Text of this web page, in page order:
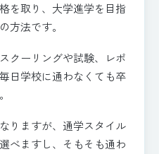
を取り、大学進学を目指
方法です。
クーリングや試験、レポ
日学校に通わなくても卒
りますが、通学スタイル
べますし、そもそも通わ